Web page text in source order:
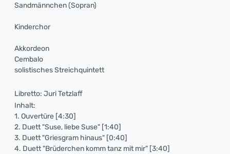
Sandmännchen (Sopran)
Kinderchor
Akkordeon
Cembalo
solistisches Streichquintett
Libretto: Juri Tetzlaff
Inhalt:
1. Ouvertüre [4:30]
2. Duett "Suse, liebe Suse" [1:40]
3. Duett "Griesgram hinaus" [0:40]
4. Duett "Brüderchen komm tanz mit mir" [3:40]